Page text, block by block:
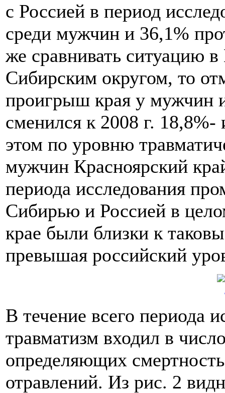
с Россией в период
среди мужчин и 36,1%
же сравнивать ситуацию
Сибирским округом, то
проигрыш края у мужчин
сменился к 2008 г.
этом по уровню
мужчин Красноярский
периода исследования
Сибирью и Россией в
крае были близки к
превышая российский
В течение всего периода
травматизм входил в
определяющих
отравлений. Из рис. 2